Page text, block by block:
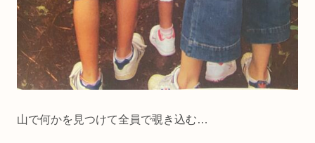
山で何かを見つけて全員で覗き込む…